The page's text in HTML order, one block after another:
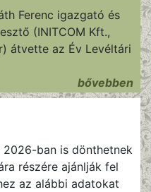
Ferenc igazgató és
(INITCOM Kft.,
átvette az Év Levéltári
bővebben
ban is dönthetnek
részére ajánlják fel
az alábbi adatokat